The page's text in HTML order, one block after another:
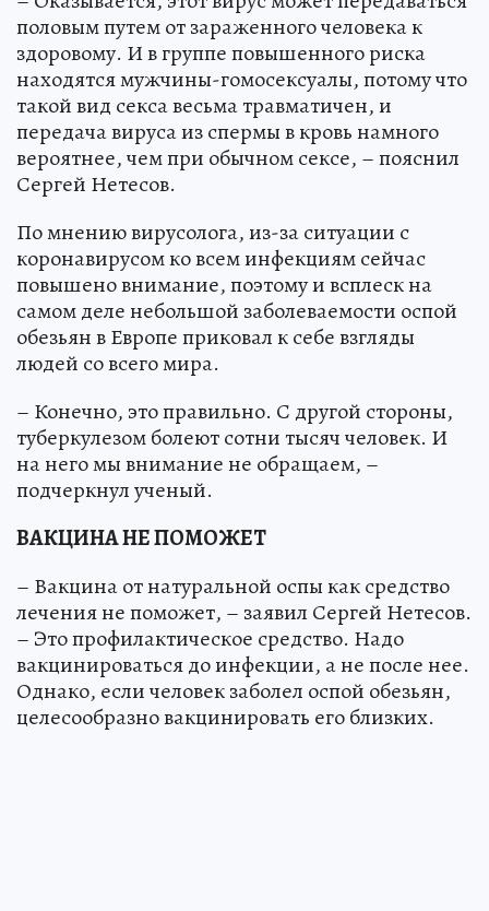
половым путем от зараженного человека к
здоровому. И в группе повышенного риска
находятся мужчины-гомосексуалы, потому что
такой вид секса весьма травматичен, и
передача вируса из спермы в кровь намного
вероятнее, чем при обычном сексе, – пояснил
Сергей Нетесов.
По мнению вирусолога, из-за ситуации с
коронавирусом ко всем инфекциям сейчас
повышено внимание, поэтому и всплеск на
самом деле небольшой заболеваемости оспой
обезьян в Европе приковал к себе взгляды
людей со всего мира.
– Конечно, это правильно. С другой стороны,
туберкулезом болеют сотни тысяч человек. И
на него мы внимание не обращаем, –
подчеркнул ученый.
ВАКЦИНА НЕ ПОМОЖЕТ
– Вакцина от натуральной оспы как средство
лечения не поможет, – заявил Сергей Нетесов.
– Это профилактическое средство. Надо
вакцинироваться до инфекции, а не после нее.
Однако, если человек заболел оспой обезьян,
целесообразно вакцинировать его близких.